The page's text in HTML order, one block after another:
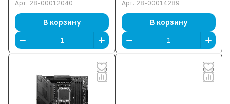
Арт. 28-00012040
В корзину
Арт. 28-00014289
В корзину